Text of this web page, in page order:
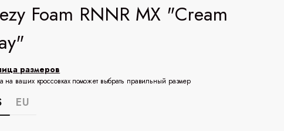
Foam RNNR MX "Cream
размеров
на ваших кроссовках поможет выбрать правильный размер
EU